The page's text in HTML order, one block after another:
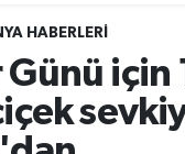
HABERLERI
için
Durumu ve